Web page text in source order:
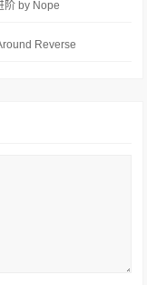
阶 by Nope
Reverse